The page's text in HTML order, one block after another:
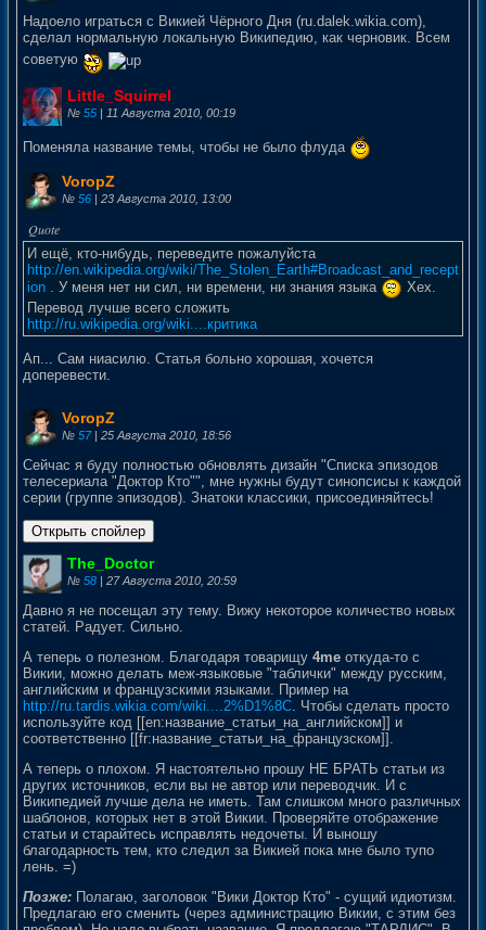
Надоело играться с Викией Чёрного Дня (ru.dalek.wikia.com),
сделал нормальную локальную Википедию, как черновик. Всем
советую
Little_Squirrel
№ 55 | 11 Августа 2010, 00:19
Поменяла название темы, чтобы не было флуда
VoropZ
№ 56| 23 Августа 2010, 13:00
И ещё, кто-нибудь, переведите пожалуйста
http://en.wikipedia.org/wiki/The_Stolen_Earth#Broadcast_and_recept
ion . У меня нет ни сил, ни времени, ни знания языка
Хех.
Перевод лучше всего сложить
http://ru.wikipedia.org/wiki....критика
Ап... Сам ниасилю. Статья больно хорошая, хочется
доперевести.
VoropZ
№ 57| 25 Августа 2010, 18:56
Сейчас я буду полностью обновлять дизайн "Списка эпизодов
телесериала "Доктор Кто"", мне нужны будут синопсисы к каждой
серии (группе эпизодов). Знатоки классики, присоединяйтесь!
The_Doctor
№ 58 | 27 Августа 2010, 20:59
Давно я не посещал эту тему. Вижу некоторое количество новых
статей. Радует. Сильно.
А теперь о полезном. Благодаря товарищу 4me откуда-то с
Викии, можно делать меж-языковые "таблички" между русским,
английским и французскими языками. Пример на
http://ru.tardis.wikia.com/wiki....2%D1%8C. Чтобы сделать просто
используйте код [[en:название_статьи_на_английском]] и
соответственно [[fr:название_статьи_на_французском]].
А теперь о плохом. Я настоятельно прошу НЕ БРАТЬ статьи из
других источников, если вы не автор или переводчик. И с
Википедией лучше дела не иметь. Там слишком много различных
шаблонов, которых нет в этой Викии. Проверяйте отображение
статьи и старайтесь исправлять недочеты. И выношу
благодарность тем, кто следил за Викией пока мне было тупо
лень. =)
Позже: Полагаю, заголовок "Вики Доктор Кто" - сущий идиотизм.
Предлагаю его сменить (через администрацию Викии, с этим без